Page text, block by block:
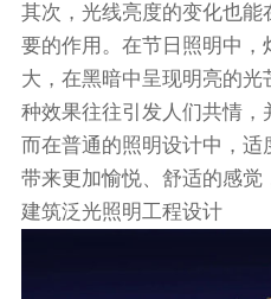
其次，光线亮度的变化也
要的作用。在节日照明中
大，在黑暗中呈现明亮的
种效果往往引发人们共情，
而在普通的照明设计中，适
带来更加愉悦、舒适的感觉
建筑泛光照明工程设计